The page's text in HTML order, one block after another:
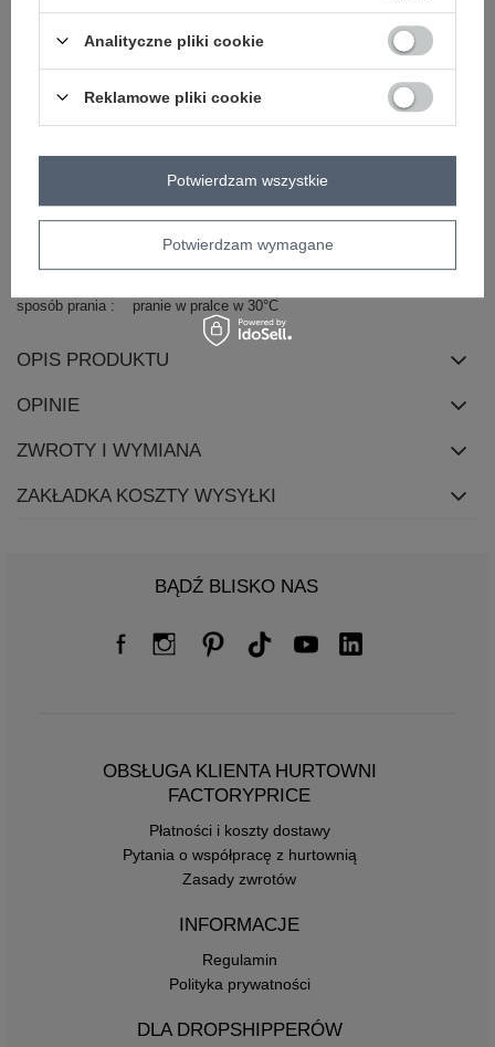
dominujący
bawełna
długość
midi
rękaw
krótki rękaw
dekolt
okrągły
wiązanie
sposób prania pranie w pralce w 30°C
OPIS PRODUKTU
OPINIE
ZWROTY I WYMIANA
ZAKŁADKA KOSZTY WYSYŁKI
BĄDŹ BLISKO NAS
OBSŁUGA KLIENTA HURTOWNI
FACTORYPRICE
Płatności i koszty dostawy
Pytania o współpracę z hurtownią
Zasady zwrotów
INFORMACJE
Regulamin
Polityka prywatności
DLA DROPSHIPPERÓW
Analityczne pliki cookie
Reklamowe pliki cookie
Potwierdzam wymagane
Potwierdzam wszystkie